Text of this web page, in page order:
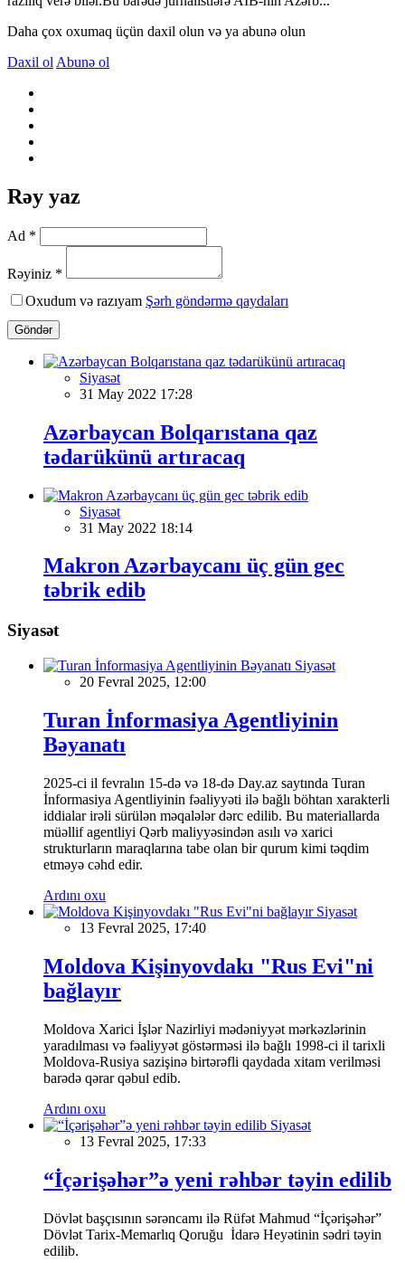
Daha çox oxumaq üçün daxil olun və ya abunə olun
Daxil ol Abunə ol
Rəy yaz
Ad *
Rəyiniz *
Oxudum və razıyam Şərh göndərmə qaydaları
Göndər
Siyasət
31 May 2022 17:28
Azərbaycan Bolqarıstana qaz
tədarükünü artıracaq
Siyasət
31 May 2022 18:14
Makron Azərbaycanı üç gün gec
təbrik edib
Siyasət
Siyasət
20 Fevral 2025, 12:00
Turan İnformasiya Agentliyinin
Bəyanatı
2025-ci il fevralın 15-də və 18-də Day.az saytında Turan
İnformasiya Agentliyinin fəaliyyəti ilə bağlı böhtan xarakterli
iddialar irəli sürülən məqalələr dərc edilib. Bu materiallarda
müəllif agentliyi Qərb maliyyəsindən asılı və xarici
strukturların maraqlarına tabe olan bir qurum kimi təqdim
etməyə cəhd edir.
Ardını oxu
Siyasət
13 Fevral 2025, 17:40
Moldova Kişinyovdakı "Rus Evi"ni
bağlayır
Moldova Xarici İşlər Nazirliyi mədəniyyət mərkəzlərinin
yaradılması və fəaliyyət göstərməsi ilə bağlı 1998-ci il tarixli
Moldova-Rusiya sazişinə birtərəfli qaydada xitam verilməsi
barədə qərar qəbul edib.
Ardını oxu
Siyasət
13 Fevral 2025, 17:33
“İçərişəhər”ə yeni rəhbər təyin edilib
Dövlət başçısının sərəncamı ilə Rüfət Mahmud “İçərişəhər”
Dövlət Tarix-Memarlıq Qoruğu İdarə Heyətinin sədri təyin
edilib.